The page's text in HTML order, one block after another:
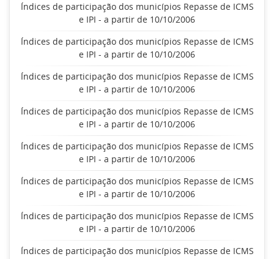
Índices de participação dos municípios Repasse de ICMS
e IPI - a partir de 10/10/2006
Índices de participação dos municípios Repasse de ICMS
e IPI - a partir de 10/10/2006
Índices de participação dos municípios Repasse de ICMS
e IPI - a partir de 10/10/2006
Índices de participação dos municípios Repasse de ICMS
e IPI - a partir de 10/10/2006
Índices de participação dos municípios Repasse de ICMS
e IPI - a partir de 10/10/2006
Índices de participação dos municípios Repasse de ICMS
e IPI - a partir de 10/10/2006
Índices de participação dos municípios Repasse de ICMS
e IPI - a partir de 10/10/2006
Índices de participação dos municípios Repasse de ICMS